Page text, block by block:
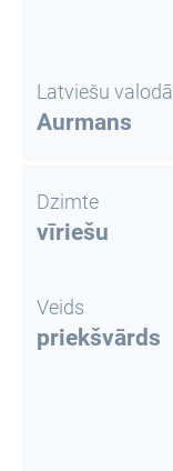
Latviešu valodā
Aurmans
Dzimte
vīriešu
Veids
priekšvārds